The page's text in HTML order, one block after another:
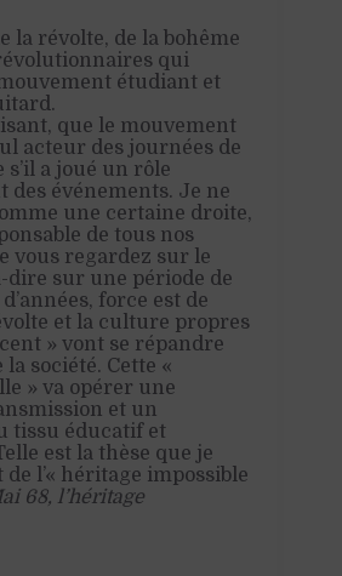
la révolte, de la bohême
qui
étudiant et
que le mouvement
acteur des journées de
a joué un rôle
des événements. Je ne
une certaine droite,
de tous nos
vous regardez sur le
dire sur une période de
force est de
et la culture propres
» vont se répandre
la société. Cette «
» va opérer une
et un
tissu éducatif et
est la thèse que je
l’« héritage impossible
68, l’héritage